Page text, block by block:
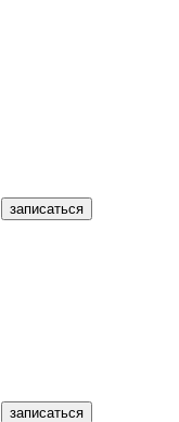
записаться
записаться